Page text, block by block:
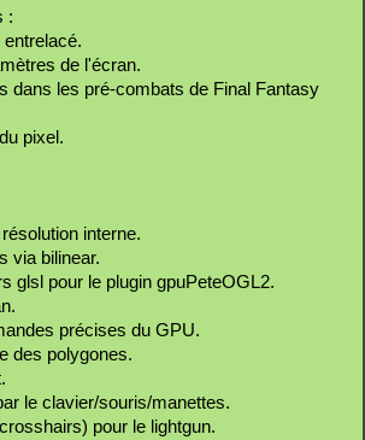
:
de l'écran.
dans les pré-combats de Final Fantasy
pixel.
interne.
via bilinear.
glsl pour le plugin gpuPeteOGL2.
précises du GPU.
des polygones.
le clavier/souris/manettes.
pour le lightgun.